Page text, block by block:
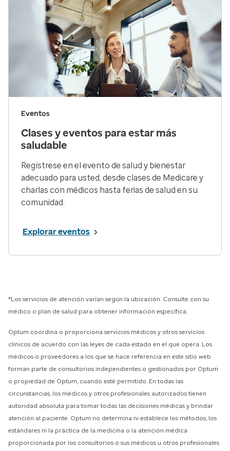
Eventos
Clases y eventos para estar más
saludable
Regístrese en el evento de salud y bienestar
adecuado para usted, desde clases de Medicare y
charlas con médicos hasta ferias de salud en su
comunidad.
Explorar eventos
*Los servicios de atención varían según la ubicación. Consulte con su
médico o plan de salud para obtener información específica.
Optum coordina o proporciona servicios médicos y otros servicios
clínicos de acuerdo con las leyes de cada estado en el que opera. Los
médicos o proveedores a los que se hace referencia en este sitio web
forman parte de consultorios independientes o gestionados por Optum
o propiedad de Optum, cuando esté permitido. En todas las
circunstancias, los médicos y otros profesionales autorizados tienen
autoridad absoluta para tomar todas las decisiones médicas y brindar
atención al paciente. Optum no determina ni establece los métodos, los
estándares ni la práctica de la medicina o la atención médica
proporcionada por los consultorios o sus médicos u otros profesionales